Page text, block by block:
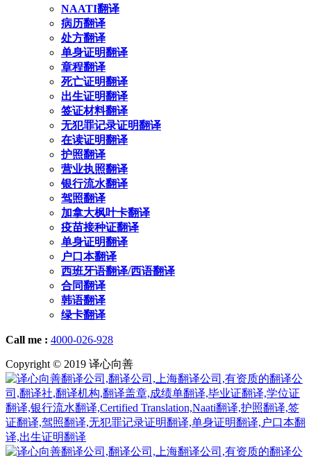
NAATI翻译
病历翻译
处方翻译
单身证明翻译
章程翻译
死亡证明翻译
出生证明翻译
签证材料翻译
无犯罪记录证明翻译
在读证明翻译
护照翻译
营业执照翻译
银行流水翻译
驾照翻译
加拿大枫叶卡翻译
疫苗接种证翻译
单身证明翻译
户口本翻译
西班牙语翻译/西语翻译
合同翻译
韩语翻译
绿卡翻译
Call me : 4000-026-928
Copyright © 2019 译心向善